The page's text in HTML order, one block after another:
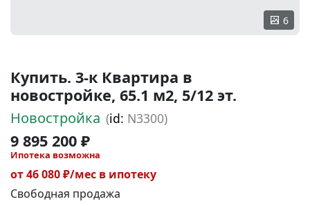
6
Купить. 3-к Квартира в
новостройке, 65.1 м2, 5/12 эт.
Новостройка (id: N3300)
9 895 200 ₽
Ипотека возможна
от 46 080 ₽/мес в ипотеку
Свободная продажа